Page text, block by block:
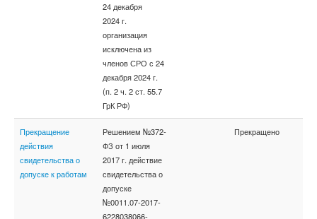
24 декабря
2024 г.
организация
исключена из
членов СРО с 24
декабря 2024 г.
(п. 2 ч. 2 ст. 55.7
ГрК РФ)
Прекращение
действия
свидетельства о
допуске к работам
Решением №372-
ФЗ от 1 июля
2017 г. действие
свидетельства о
допуске
№0011.07-2017-
6228038066-
Прекращено